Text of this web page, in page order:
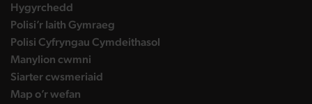
Hygyrchedd
Polisi’r Iaith Gymraeg
Polisi Cyfryngau Cymdeithasol
Manylion cwmni
Siarter cwsmeriaid
Map o’r wefan